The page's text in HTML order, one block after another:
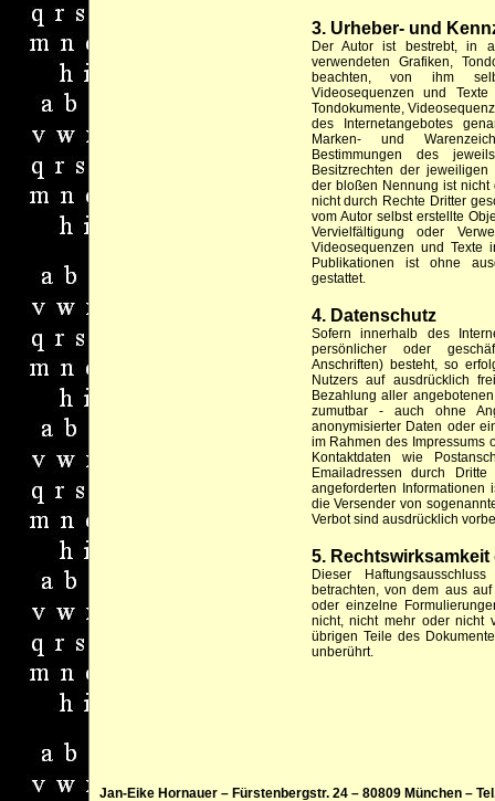
3. Urheber- und
Der Autor ist bestrebt, in
verwendeten Grafiken,
beachten, von ihm
Videosequenzen und
Tondokumente,
des Internetangebotes
Marken- und
Bestimmungen des
Besitzrechten der
der bloßen Nennung ist nicht
nicht durch Rechte Dritter
vom Autor selbst erstellte
Vervielfältigung oder
Videosequenzen und Texte
Publikationen ist ohne
gestattet.
4. Datenschutz
Sofern innerhalb des
persönlicher oder
Anschriften) besteht, so
Nutzers auf ausdrücklich
Bezahlung aller
zumutbar - auch ohne
anonymisierter Daten oder
im Rahmen des Impressums
Kontaktdaten wie
Emailadressen durch
angeforderten Informationen
die Versender von
Verbot sind ausdrücklich
5.
Dieser
betrachten, von dem aus
oder einzelne
nicht, nicht mehr oder nicht
übrigen Teile des
unberührt.
Jan-Eike Hornauer – Fürstenbergstr. 24 – 80809 München –